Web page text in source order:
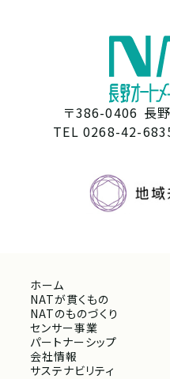
〒386-0406 長
TEL 0268-42-
ホーム
NATが貫くもの
NATのものづくり
センサー事業
パートナーシップ
会社情報
サステナビリティ